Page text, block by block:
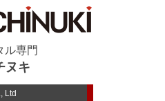
ル専門
ヌキ
Ltd